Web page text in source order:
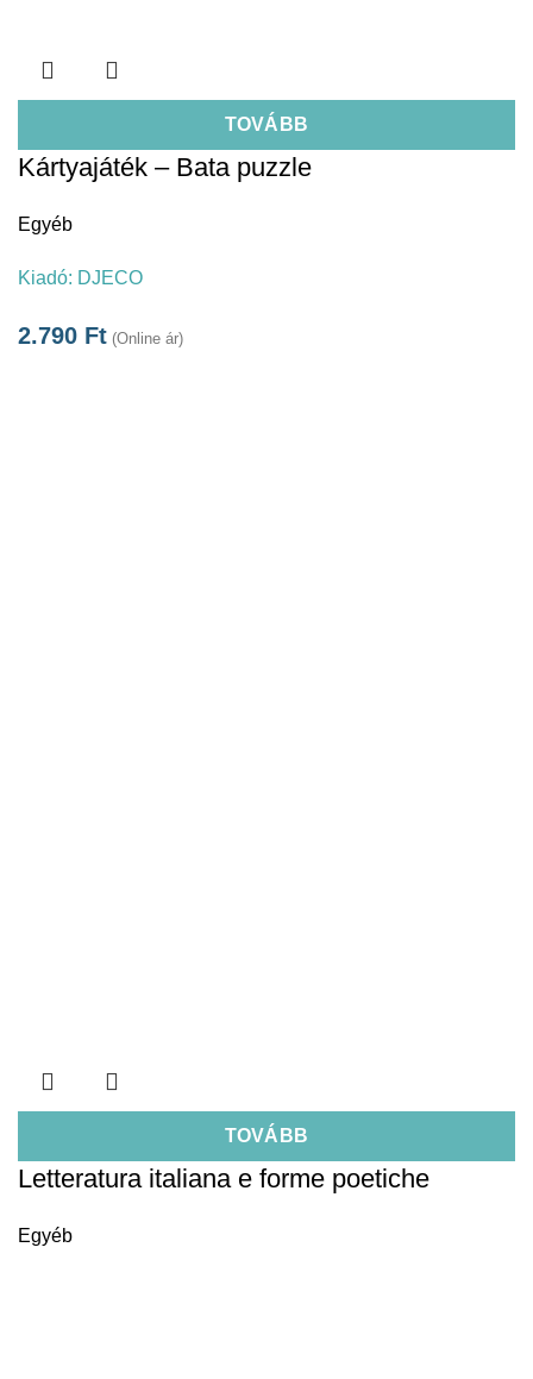
TOVÁBB
Kártyajáték – Bata puzzle
Egyéb
Kiadó: DJECO
2.790 Ft (Online ár)
TOVÁBB
Letteratura italiana e forme poetiche
Egyéb